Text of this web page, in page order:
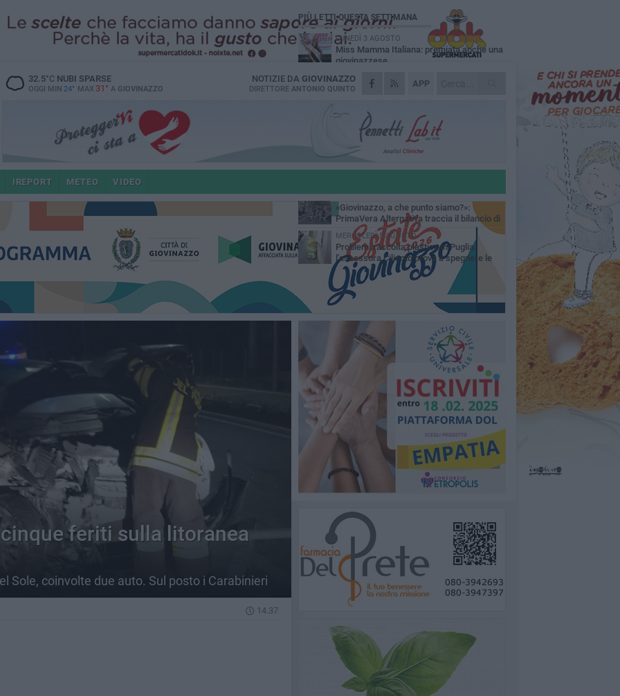
32.5°CNUBI SPARSE
OGGI MIN 24° MAX 31° A GIOVINAZZO
APP
NOTIZIE DA GIOVINAZZO
DIRETTORE ANTONIO QUINTO
IREPORT METEO VIDEO
feriti sulla litoranea
Sole, coinvolte due auto. Sul posto i Carabinieri
14.37
PIÙ LETTI QUESTA SETTIMANA
LUNEDÌ 3 AGOSTO
Miss Mamma Italiana: premiata anche una
giovinazzese
MARTEDÌ 4 AGOSTO
Liquidi oleosi sul litorale di Giovinazzo,
VENERDÌ 31 LUGLIO
Al via domani "Notti di Stelle 2026": tra il
mito di Mina, la comicità di Uccio De Santis
e il ritmo del Salento
VENERDÌ 31 LUGLIO
"Officina Handmade", a Giovinazzo apre la
LUNEDÌ 3 AGOSTO
«Giovinazzo, a che punto siamo?»:
PrimaVera Alternativa traccia il bilancio di
4 anni di Sollecito
MERCOLEDÌ 5 AGOSTO
Problemi raccolta plastica in Puglia:
l'assessora Ciliento prova a spegnere le
polemiche